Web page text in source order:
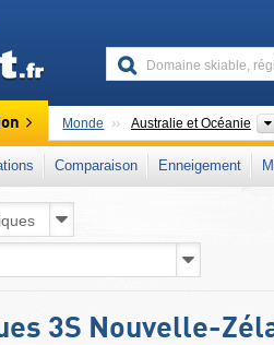
Monde Australie et Océanie
Comparaison Enneigement
3S Nouvelle-